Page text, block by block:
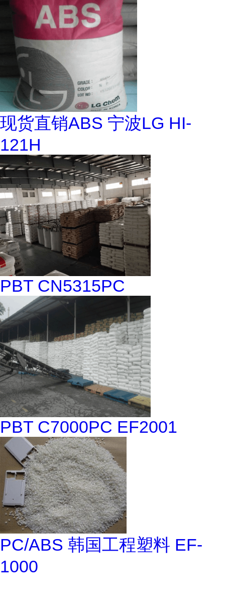
现货直销ABS 宁波LG HI-
121H
PBT CN5315PC
PBT C7000PC EF2001
PC/ABS 韩国工程塑料 EF-
1000